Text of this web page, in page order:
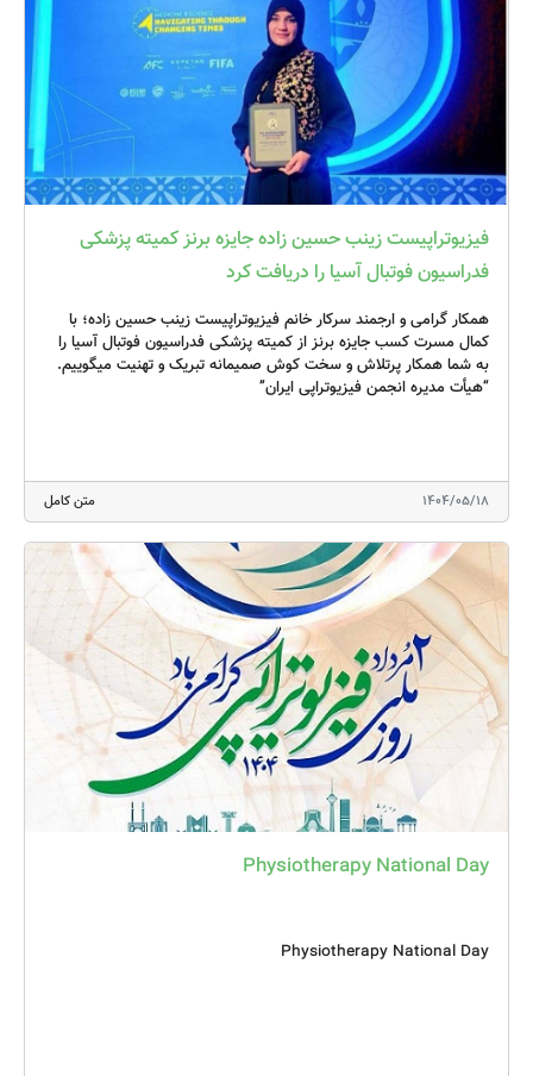
البدل دوم هیات مدیره: فیزیوتراپیست علی برومند لطفا بر اساس آیین
نامه شاخه های انجمن و اهداف انجمن فیزیوتراپی ایران، فعالیت¬های
خود را برنامه ریزی نموده و نتایج و دست آوردهای خود را هر شش ماه
یکبار به دفتر انجمن فیزیوتراپی ایران ارسال فرمایید. با آرزوی توفیق
فیزیوتراپیست زینب حسین زاده جایزه برنز کمیته پزشکی
فدراسیون فوتبال آسیا را دریافت کرد
همکار گرامی و ارجمند سرکار خانم فیزیوتراپیست زینب حسین زاده؛ با
کمال مسرت کسب جایزه برنز از کمیته پزشکی فدراسیون فوتبال آسیا را
به شما همکار پرتلاش و سخت کوش صمیمانه تبریک و تهنیت میگوییم.
“هیأت مدیره انجمن فیزیوتراپی ایران”
1404/05/18 متن کامل
Physiotherapy National Day
Physiotherapy National Day